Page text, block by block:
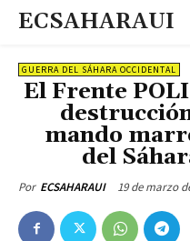
ECSAHARAUI
GUERRA DEL SÁHARA OCCIDENTAL
El Frente
mando
del
Por ECSAHARAUI 19 de marzo